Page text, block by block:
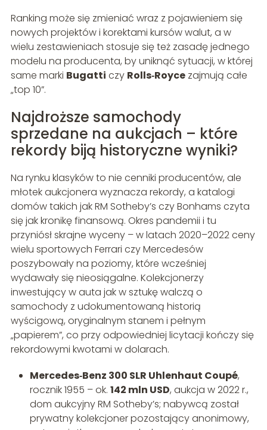
Ranking może się zmieniać wraz z pojawieniem się
nowych projektów i korektami kursów walut, a w
wielu zestawieniach stosuje się też zasadę jednego
modelu na producenta, by uniknąć sytuacji, w której
same marki Bugatti czy Rolls‑Roycezajmują całe
„top 10”.
Najdroższe samochody
sprzedane na aukcjach – które
rekordy biją historyczne wyniki?
Na rynku klasyków to nie cenniki producentów, ale
młotek aukcjonera wyznacza rekordy, a katalogi
domów takich jak RM Sotheby’s czy Bonhams czyta
się jak kronikę finansową. Okres pandemii i tu
przyniósł skrajne wyceny – w latach 2020–2022 ceny
wielu sportowych Ferrari czy Mercedesów
poszybowały na poziomy, które wcześniej
wydawały się nieosiągalne. Kolekcjonerzy
inwestujący w auta jak w sztukę walczą o
samochody z udokumentowaną historią
wyścigową, oryginalnym stanem i pełnym
„papierem”, co przy odpowiedniej licytacji kończy się
rekordowymi kwotami w dolarach.
Mercedes‑Benz 300 SLR Uhlenhaut Coupé,
rocznik 1955 – ok. 142 mln USD, aukcja w 2022 r.,
dom aukcyjny RM Sotheby’s; nabywcą został
prywatny kolekcjoner pozostający anonimowy,